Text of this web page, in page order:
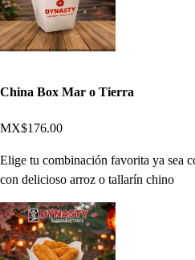
China Box Mar o Tierra
MX$176.00
Elige tu combinación favorita ya sea
con delicioso arroz o tallarín chino